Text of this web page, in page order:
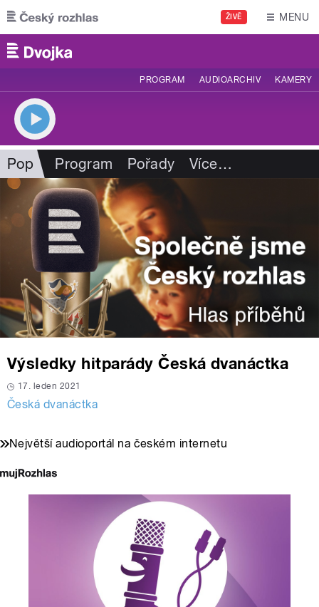
Přejít k hlavnímu obsahu
ŽIVĚ MENU
PROGRAM AUDIOARCHIV KAMERY
Pop Program Pořady Více…
Výsledky hitparády Česká dvanáctka
17. leden 2021
Česká dvanáctka
Největší audioportál na českém internetu